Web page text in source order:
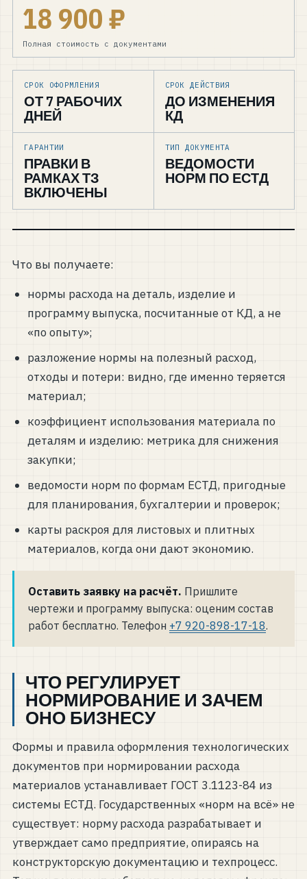
18 900 ₽
Полная стоимость с документами
СРОК ОФОРМЛЕНИЯ
ОТ 7 РАБОЧИХ
ДНЕЙ
СРОК ДЕЙСТВИЯ
ДО ИЗМЕНЕНИЯ
КД
ГАРАНТИИ
ПРАВКИ В
РАМКАХ ТЗ
ВКЛЮЧЕНЫ
ТИП ДОКУМЕНТА
ВЕДОМОСТИ
НОРМ ПО ЕСТД
Что вы получаете:
нормы расхода на деталь, изделие и
программу выпуска, посчитанные от КД, а не
«по опыту»;
разложение нормы на полезный расход,
отходы и потери: видно, где именно теряется
материал;
коэффициент использования материала по
деталям и изделию: метрика для снижения
закупки;
ведомости норм по формам ЕСТД, пригодные
для планирования, бухгалтерии и проверок;
карты раскроя для листовых и плитных
материалов, когда они дают экономию.
Оставить заявку на расчёт. Пришлите
чертежи и программу выпуска: оценим состав
работ бесплатно. Телефон +7 920-898-17-18.
ЧТО РЕГУЛИРУЕТ
НОРМИРОВАНИЕ И ЗАЧЕМ
ОНО БИЗНЕСУ
Формы и правила оформления технологических
документов при нормировании расхода
материалов устанавливает ГОСТ 3.1123-84 из
системы ЕСТД. Государственных «норм на всё» не
существует: норму расхода разрабатывает и
утверждает само предприятие, опираясь на
конструкторскую документацию и техпроцесс.